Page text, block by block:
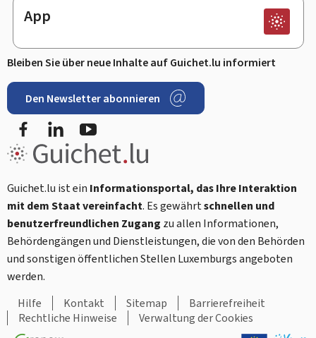
App
Bleiben Sie über neue Inhalte auf Guichet.lu informiert
Den Newsletter abonnieren
FacebookLinkedIn
Guichet.lu ist ein Informationsportal, das Ihre Interaktion
mit dem Staat vereinfacht. Es gewährtschnellen und
benutzerfreundlichen Zugang zu allen Informationen,
Behördengängen und Dienstleistungen, die von den Behörden
und sonstigen öffentlichen Stellen Luxemburgs angeboten
werden.
Hilfe
Kontakt Sitemap
Barrierefreiheit
Rechtliche Hinweise
Verwaltung der Cookies